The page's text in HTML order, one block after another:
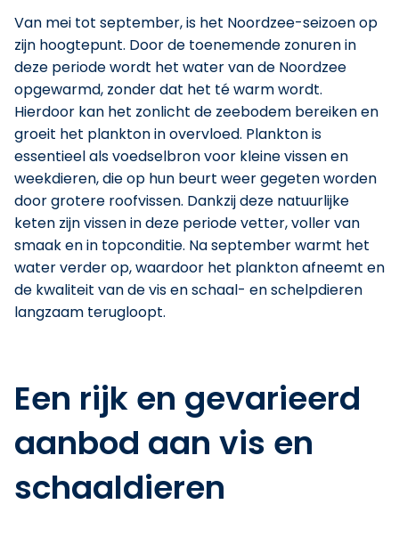
Van mei tot september, is het Noordzee-seizoen op
zijn hoogtepunt. Door de toenemende zonuren in
deze periode wordt het water van de Noordzee
opgewarmd, zonder dat het té warm wordt.
Hierdoor kan het zonlicht de zeebodem bereiken en
groeit het plankton in overvloed. Plankton is
essentieel als voedselbron voor kleine vissen en
weekdieren, die op hun beurt weer gegeten worden
door grotere roofvissen. Dankzij deze natuurlijke
keten zijn vissen in deze periode vetter, voller van
smaak en in topconditie. Na september warmt het
water verder op, waardoor het plankton afneemt en
de kwaliteit van de vis en schaal- en schelpdieren
langzaam terugloopt.
Een rijk en gevarieerd
aanbod aan vis en
schaaldieren